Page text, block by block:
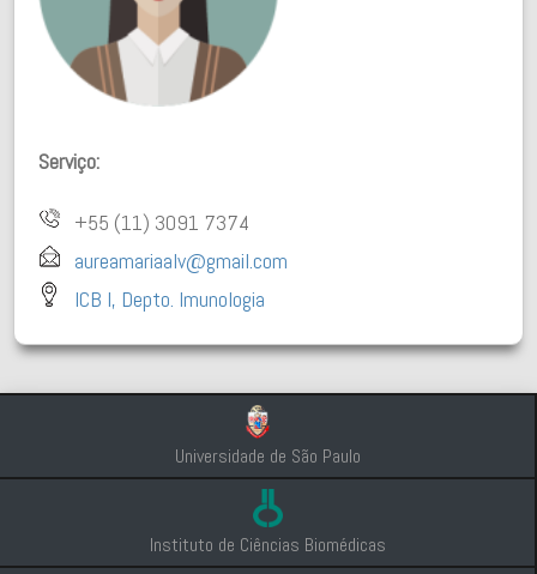
Serviço:
+55 (11) 3091 7374
aureamariaalv@gmail.com
ICB I, Depto. Imunologia
Universidade de São Paulo
Instituto de Ciências Biomédicas